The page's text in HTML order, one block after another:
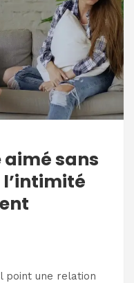
aimé sans
point une relation